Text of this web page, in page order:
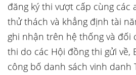
đăng ký thi vượt cấp cùng các
thử thách và khẳng định tài
ghi nhận trên hệ thống và đối
thi do các Hội đồng thi gửi về,
công bố danh sách vinh danh